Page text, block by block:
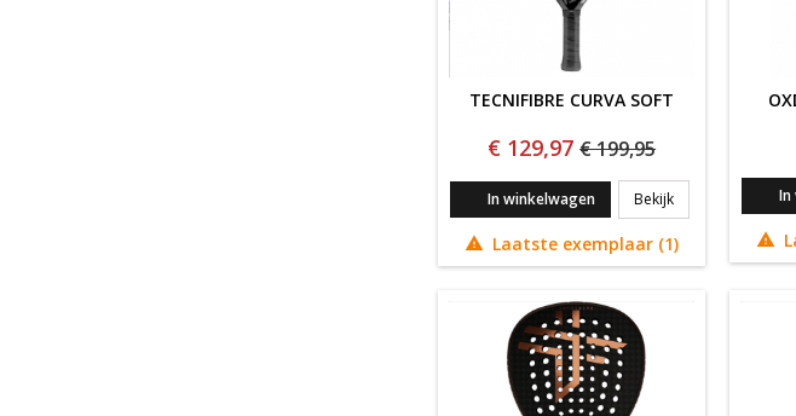
TECNIFIBRE CURVA SOFT
€ 129,97 € 199,95
In winkelwagen BekijkTecnifibre Curva
 Laatste exemplaar (1)
In
